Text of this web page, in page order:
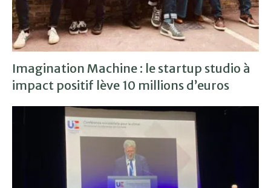
Imagination Machine : le startup studio à
impact positif lève 10 millions d’euros